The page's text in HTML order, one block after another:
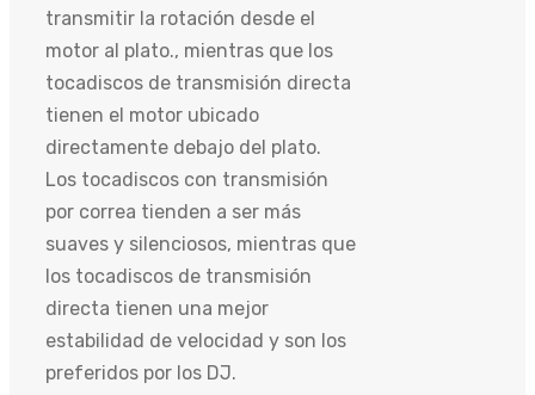
transmitir la rotación desde el
motor al plato., mientras que los
tocadiscos de transmisión directa
tienen el motor ubicado
directamente debajo del plato.
Los tocadiscos con transmisión
por correa tienden a ser más
suaves y silenciosos, mientras que
los tocadiscos de transmisión
directa tienen una mejor
estabilidad de velocidad y son los
preferidos por los DJ.